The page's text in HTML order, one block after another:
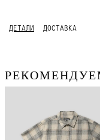
ДЕТАЛИ ДОСТАВКА